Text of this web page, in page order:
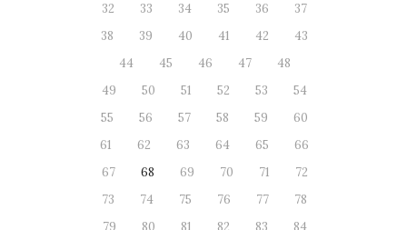
32
33 34 35 36
37
38
39 40 41 42
43
44
45 46 47
48
49
50 51 52 53
54
55
56 57 58 59
60
61
62 63 64 65
66
67
68 69 70 71
72
73
74 75 76 77
78